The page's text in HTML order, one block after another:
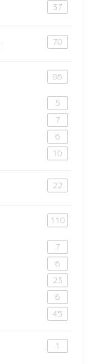
37
70
86
5
7
6
10
22
110
7
6
23
6
45
1